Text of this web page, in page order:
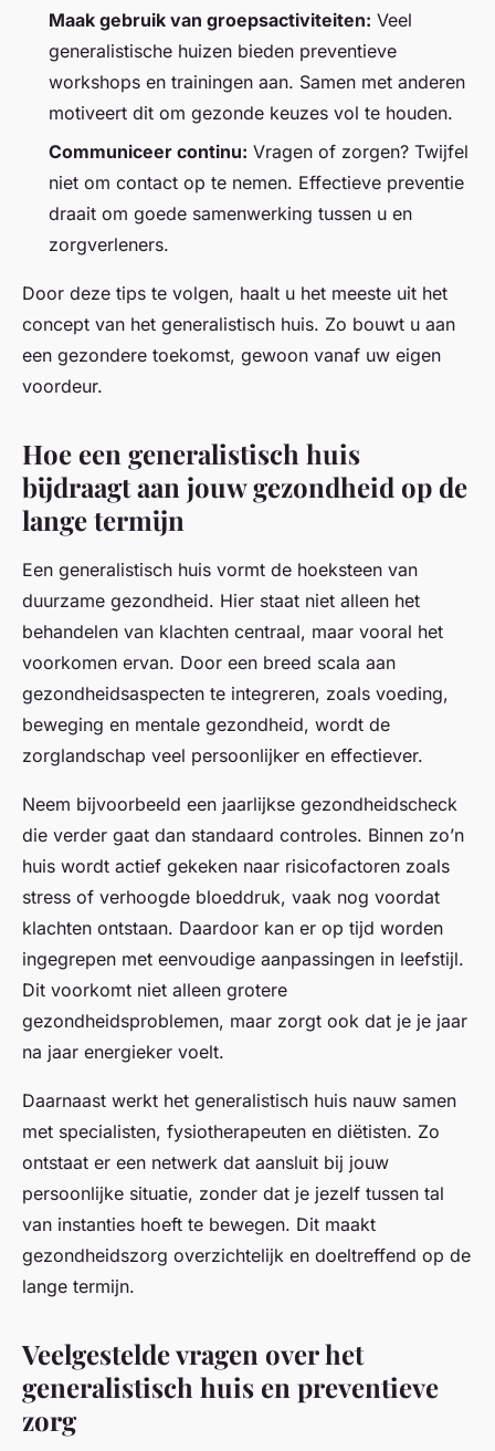
Maak gebruik van groepsactiviteiten: Veel
generalistische huizen bieden preventieve
workshops en trainingen aan. Samen met anderen
motiveert dit om gezonde keuzes vol te houden.
Communiceer continu: Vragen of zorgen? Twijfel
niet om contact op te nemen. Effectieve preventie
draait om goede samenwerking tussen u en
zorgverleners.
Door deze tips te volgen, haalt u het meeste uit het
concept van het generalistisch huis. Zo bouwt u aan
een gezondere toekomst, gewoon vanaf uw eigen
voordeur.
Hoe een generalistisch huis
bijdraagt aan jouw gezondheid op de
lange termijn
Een generalistisch huis vormt de hoeksteen van
duurzame gezondheid. Hier staat niet alleen het
behandelen van klachten centraal, maar vooral het
voorkomen ervan. Door een breed scala aan
gezondheidsaspecten te integreren, zoals voeding,
beweging en mentale gezondheid, wordt de
zorglandschap veel persoonlijker en effectiever.
Neem bijvoorbeeld een jaarlijkse gezondheidscheck
die verder gaat dan standaard controles. Binnen zo’n
huis wordt actief gekeken naar risicofactoren zoals
stress of verhoogde bloeddruk, vaak nog voordat
klachten ontstaan. Daardoor kan er op tijd worden
ingegrepen met eenvoudige aanpassingen in leefstijl.
Dit voorkomt niet alleen grotere
gezondheidsproblemen, maar zorgt ook dat je je jaar
na jaar energieker voelt.
Daarnaast werkt het generalistisch huis nauw samen
met specialisten, fysiotherapeuten en diëtisten. Zo
ontstaat er een netwerk dat aansluit bij jouw
persoonlijke situatie, zonder dat je jezelf tussen tal
van instanties hoeft te bewegen. Dit maakt
gezondheidszorg overzichtelijk en doeltreffend op de
lange termijn.
Veelgestelde vragen over het
generalistisch huis en preventieve
zorg